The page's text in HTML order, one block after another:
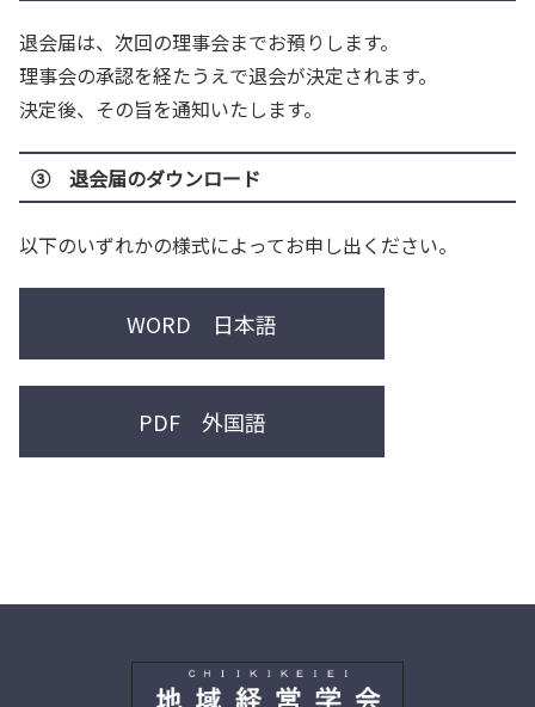
退会届は、次回の理事会までお預りします。
理事会の承認を経たうえで退会が決定されます。
決定後、その旨を通知いたします。
③ 退会届のダウンロード
以下のいずれかの様式によってお申し出ください。
WORD 日本語
PDF 外国語